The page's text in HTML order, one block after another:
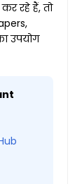
रहे हैं, तो
उपयोग